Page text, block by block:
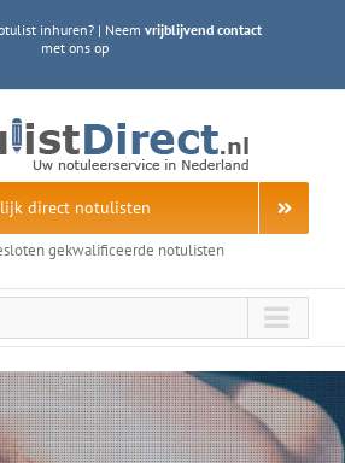
inhuren? | Neem vrijblijvend contact
met ons op
direct notulisten
gekwalificeerde notulisten